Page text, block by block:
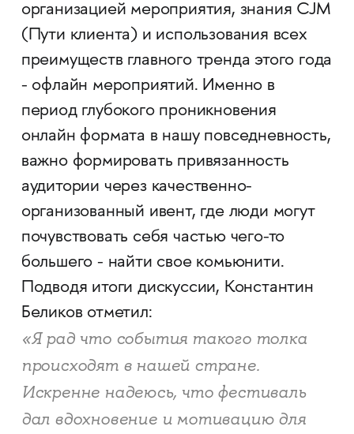
организацией мероприятия, знания CJM
(Пути клиента) и использования всех
преимуществ главного тренда этого года
- офлайн мероприятий. Именно в
период глубокого проникновения
онлайн формата в нашу повседневность,
важно формировать привязанность
аудитории через качественно-
организованный ивент, где люди могут
почувствовать себя частью чего-то
большего - найти свое комьюнити.
Подводя итоги дискуссии, Константин
Беликов отметил:
«Я рад что события такого толка
происходят в нашей стране.
Искренне надеюсь, что фестиваль
дал вдохновение и мотивацию для